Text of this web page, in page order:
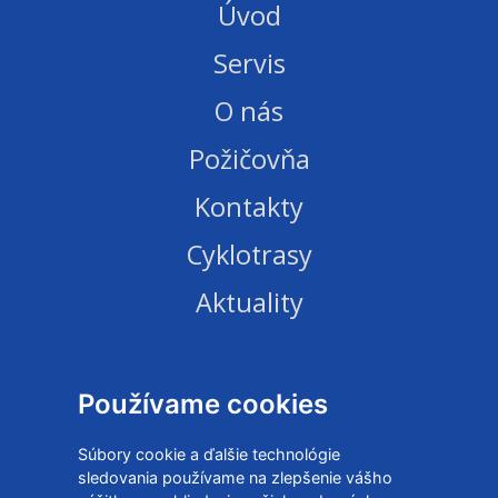
Používame cookies
Súbory cookie a ďalšie technológie
sledovania používame na zlepšenie vášho
Úvod
Servis
O nás
Požičovňa
Kontakty
Cyklotrasy
Aktuality
E-shop
Obchodné podmienky